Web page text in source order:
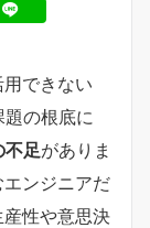
できない
の根底に
不足がありま
ンジニアだ
性や意思決